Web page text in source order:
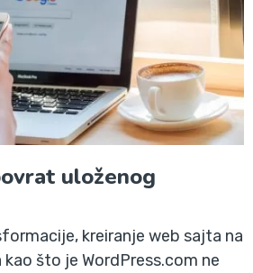
uloženog
kreiranje web sajta na
što je WordPress.com ne